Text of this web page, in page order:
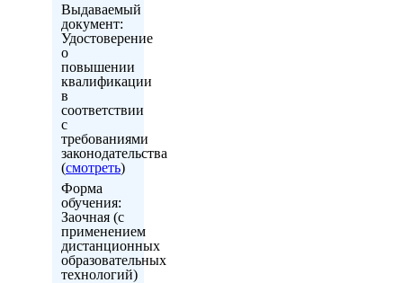
Выдаваемый
документ:
Удостоверение
о
повышении
квалификации
в
соответствии
с
требованиями
законодательства
(смотреть)
Форма
обучения:
Заочная (с
применением
дистанционных
образовательных
технологий)